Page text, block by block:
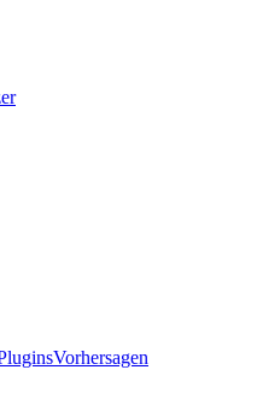
Vorhersagen